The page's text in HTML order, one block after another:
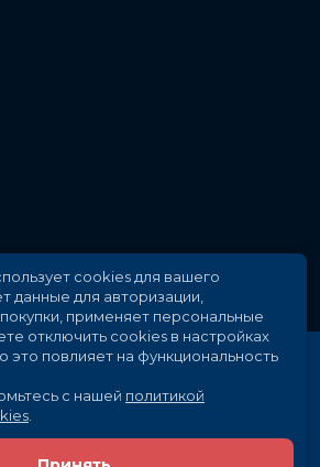
cookies для вашего
данные для авторизации,
применяет персональные
отключить cookies в настройках
это повлияет на функциональность
с нашей политикой